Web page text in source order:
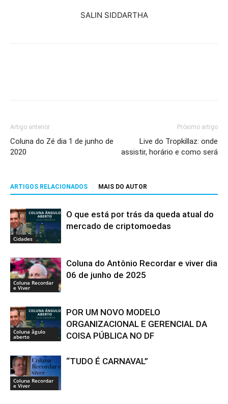
SALIN SIDDARTHA
Artigo anterior
Coluna do Zé dia 1 de junho de
2020
Próximo artigo
Live do Tropkillaz: onde
assistir, horário e como será
ARTIGOS RELACIONADOS MAIS DO AUTOR
Cidades
O que está por trás da queda atual do
mercado de criptomoedas
Coluna Recordar
e Viver
Coluna do Antônio Recordar e viver dia
06 de junho de 2025
Coluna âgulo
aberto
POR UM NOVO MODELO
ORGANIZACIONAL E GERENCIAL DA
COISA PÚBLICA NO DF
Coluna Recordar
e Viver
“TUDO É CARNAVAL”